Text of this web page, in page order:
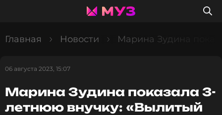
Главная Новости Марина Зудина
06 августа 2023, 15:07
Марина Зудина показала 3-
летнюю внучку: «Вылитый